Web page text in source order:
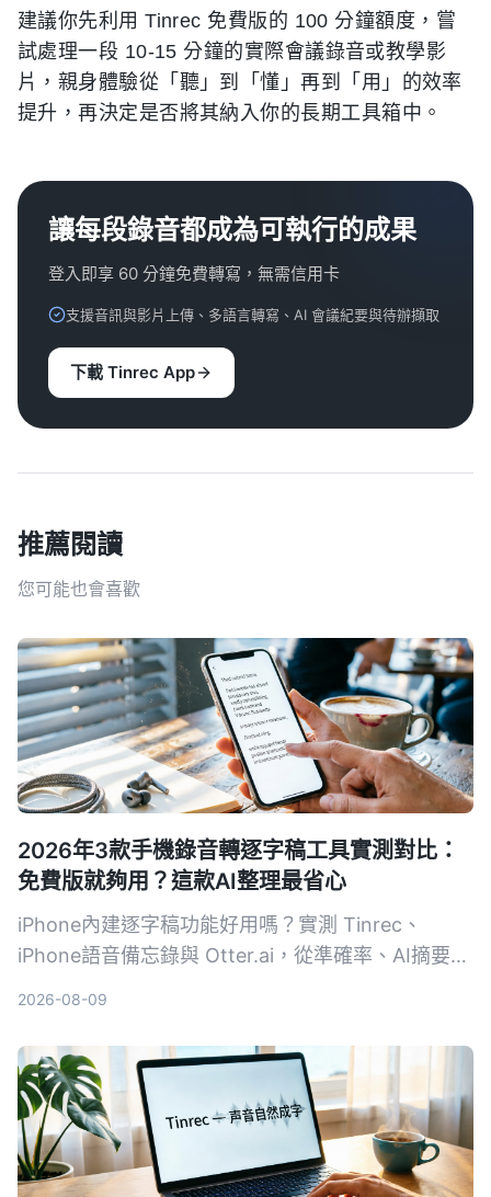
建議你先利用 Tinrec 免費版的 100 分鐘額度，嘗
試處理一段 10-15 分鐘的實際會議錄音或教學影
片，親身體驗從「聽」到「懂」再到「用」的效率
提升，再決定是否將其納入你的長期工具箱中。
讓每段錄音都成為可執行的成果
登入即享 60 分鐘免費轉寫，無需信用卡
支援音訊與影片上傳、多語言轉寫、AI 會議紀要與待辦擷取
下載 Tinrec App
推薦閱讀
您可能也會喜歡
2026年3款手機錄音轉逐字稿工具實測對比：
免費版就夠用？這款AI整理最省心
iPhone內建逐字稿功能好用嗎？實測 Tinrec、
iPhone語音備忘錄與 Otter.ai，從準確率、AI摘要、
2026-08-09